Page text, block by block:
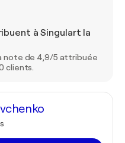
à Singulart la
note de 4,9/5 attribuée
clients.